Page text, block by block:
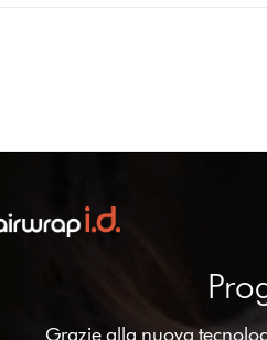
Grazie alla nuova